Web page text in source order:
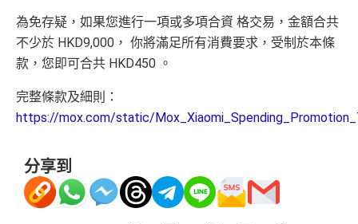
為免存疑，如果您進行一項或多項合資 格交易，金額合共
不少於 HKD9,000， 你將滿足所有消費要求，受制於本條
款，您即可合共 HKD450 。
完整條款及細則：
https://mox.com/static/
分享到